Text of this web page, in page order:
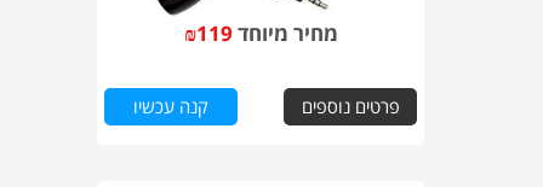
מחיר מיוחד ₪119
פרטים נוספים קנה עכשיו